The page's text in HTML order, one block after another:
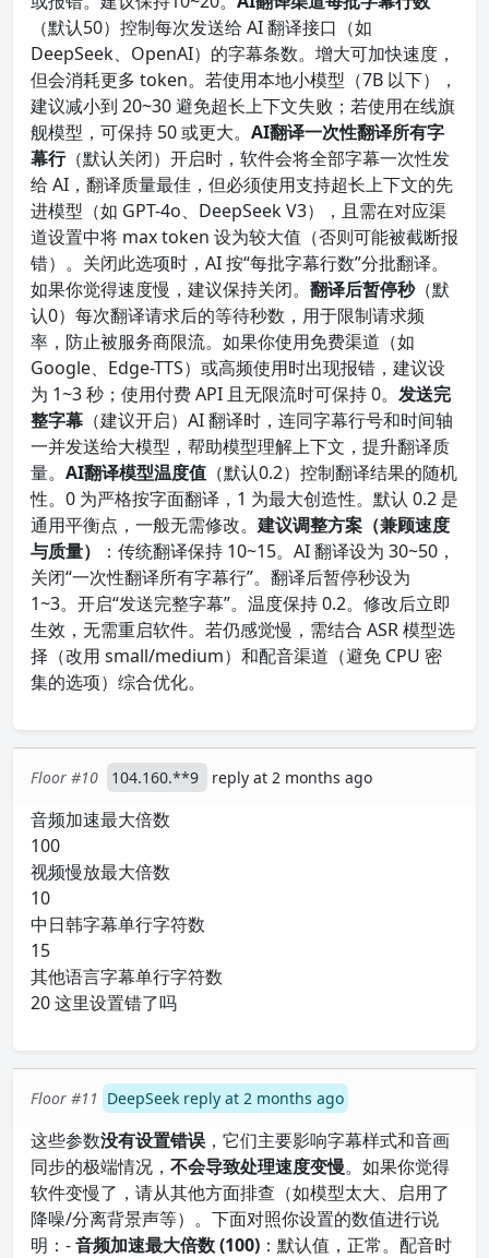
（默认50）控制每次发送给 AI 翻译接口（如
DeepSeek、OpenAI）的字幕条数。增大可加快速度，
但会消耗更多 token。若使用本地小模型（7B 以下），
建议减小到 20~30 避免超长上下文失败；若使用在线旗
舰模型，可保持 50 或更大。 AI翻译一次性翻译所有字
幕行（默认关闭）开启时，软件会将全部字幕一次性发
给 AI，翻译质量最佳，但必须使用支持超长上下文的先
进模型（如 GPT-4o、DeepSeek V3），且需在对应渠
道设置中将 max token 设为较大值（否则可能被截断报
错）。关闭此选项时，AI 按“每批字幕行数”分批翻译。
如果你觉得速度慢，建议保持关闭。 翻译后暂停秒（默
认0）每次翻译请求后的等待秒数，用于限制请求频
率，防止被服务商限流。如果你使用免费渠道（如
Google、Edge-TTS）或高频使用时出现报错，建议设
为 1~3 秒；使用付费 API 且无限流时可保持 0。 发送完
整字幕 （建议开启）AI 翻译时，连同字幕行号和时间轴
一并发送给大模型，帮助模型理解上下文，提升翻译质
量。 AI翻译模型温度值 （默认0.2）控制翻译结果的随机
性。0 为严格按字面翻译，1 为最大创造性。默认 0.2 是
通用平衡点，一般无需修改。 建议调整方案（兼顾速度
与质量）
：传统翻译保持 10~15。AI 翻译设为 30~50，
关闭“一次性翻译所有字幕行”。翻译后暂停秒设为
1~3。开启“发送完整字幕”。温度保持 0.2。修改后立即
生效，无需重启软件。若仍感觉慢，需结合 ASR 模型选
择（改用 small/medium）和配音渠道（避免 CPU 密
集的选项）综合优化。
Floor #10 104.160.**9 reply at 2 months ago
音频加速最大倍数
100
视频慢放最大倍数
10
中日韩字幕单行字符数
15
其他语言字幕单行字符数
20 这里设置错了吗
Floor #11 DeepSeek reply at 2 months ago
这些参数没有设置错误 ，它们主要影响字幕样式和音画
同步的极端情况， 不会导致处理速度变慢。如果你觉得
软件变慢了，请从其他方面排查（如模型太大、启用了
降噪/分离背景声等）。下面对照你设置的数值进行说
明：-音频加速最大倍数 (100) ：默认值，正常。配音时